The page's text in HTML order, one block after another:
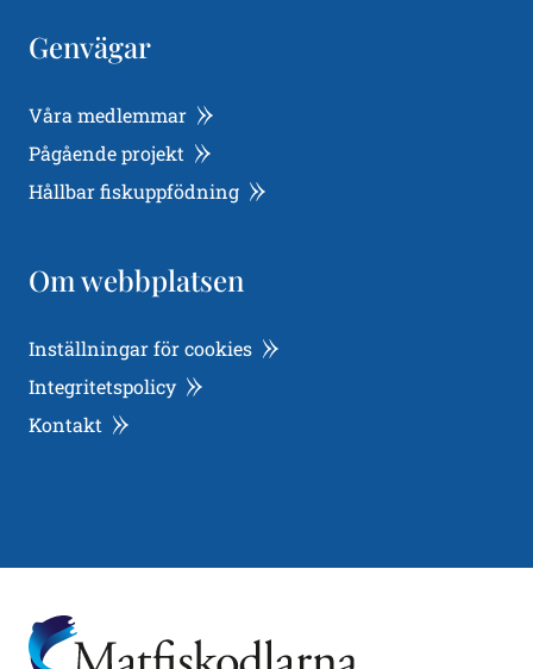
Genvägar
Våra medlemmar
Pågående projekt
Hållbar fiskuppfödning
Om webbplatsen
Inställningar för cookies
Integritetspolicy
Kontakt